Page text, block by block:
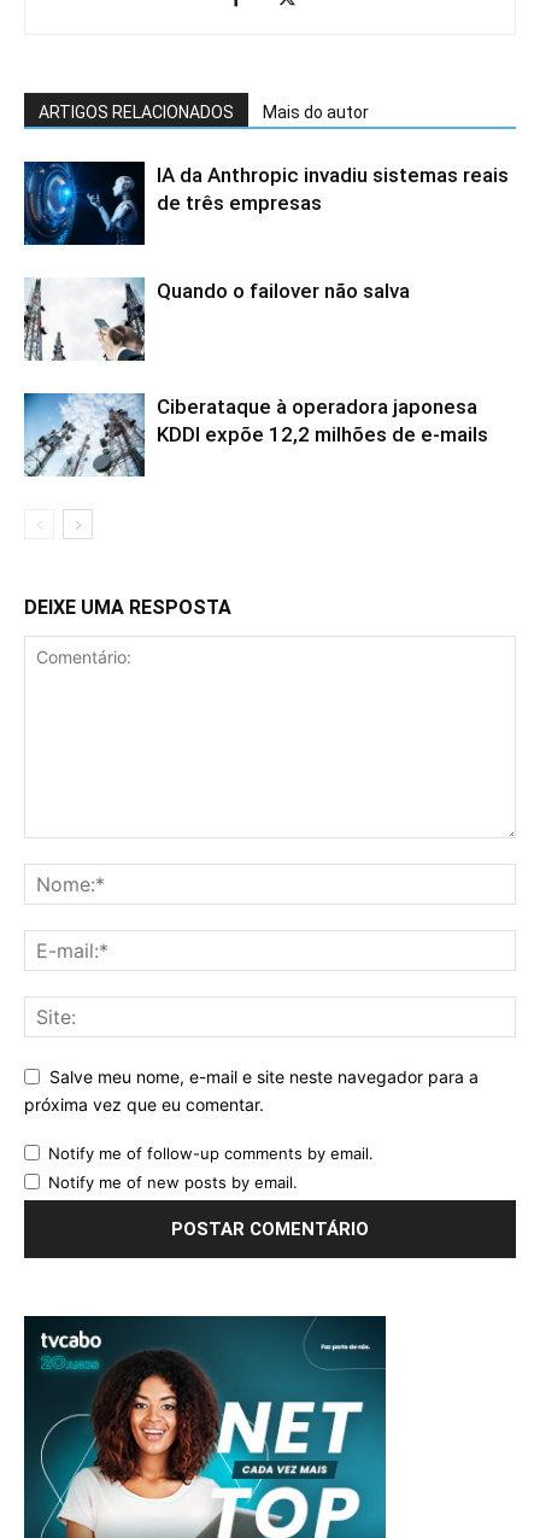
ARTIGOS RELACIONADOS Mais do autor
IA da Anthropic invadiu sistemas reais
de três empresas
Quando o failover não salva
Ciberataque à operadora japonesa
KDDI expõe 12,2 milhões de e-mails
DEIXE UMA RESPOSTA
Salve meu nome, e-mail e site neste navegador para a
próxima vez que eu comentar.
Notify me of follow-up comments by email.
Notify me of new posts by email.